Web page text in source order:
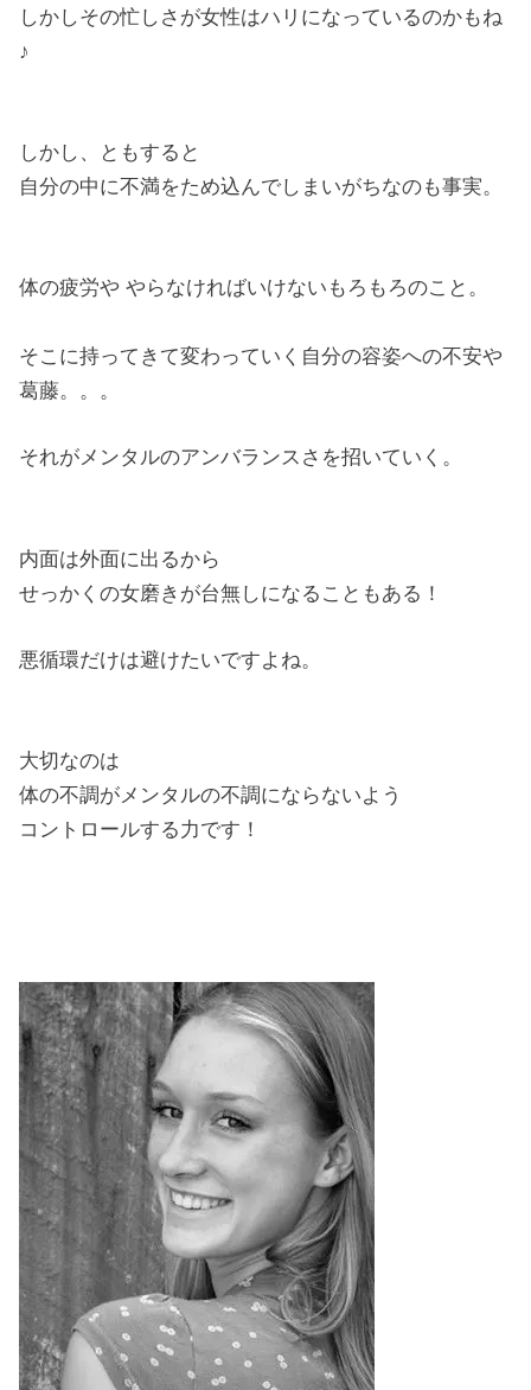
しかしその忙しさが女性はハリになっているのかもね
♪
しかし、ともすると
自分の中に不満をため込んでしまいがちなのも事実。
体の疲労や やらなければいけないもろもろのこと。
そこに持ってきて変わっていく自分の容姿への不安や
葛藤。。。
それがメンタルのアンバランスさを招いていく。
内面は外面に出るから
せっかくの女磨きが台無しになることもある！
悪循環だけは避けたいですよね。
大切なのは
体の不調がメンタルの不調にならないよう
コントロールする力です！